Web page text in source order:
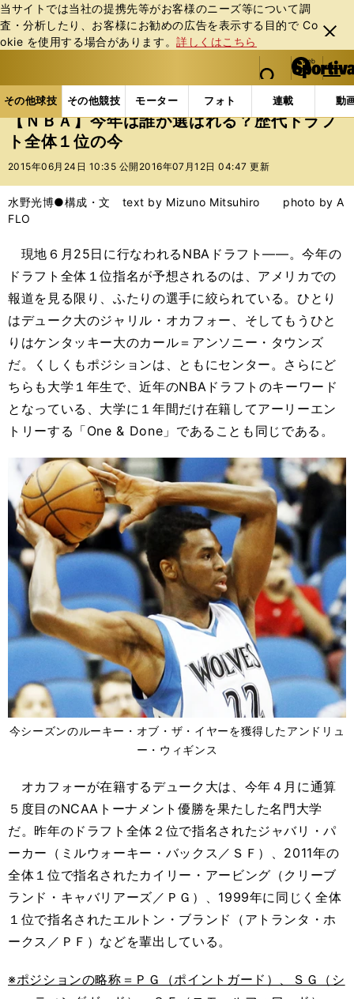
当サイトでは当社の提携先等がお客様のニーズ等について調
査・分析したり、お客様にお勧めの広告を表⽰する⽬的で Co
okie を使⽤する場合があります。詳しくはこちら
閉じ
る
web Sportiva (webスポルティーバ)
検索
マイペ
ー
ジ
メニュ
その他球技 その他競技 モーター フォト 連載 動
ス
ポ
ル
バ
その他球技の記事一覧 バスケットボール NBA
【ＮＢＡ】今年は誰が選ばれる？歴代ドラフ
ト全体１位の今
2015年06月24日 10:35 公開 2016年07月12日 04:47 更新
水野光博●構成・文 text by Mizuno Mitsuhiro photo by A
FLO
現地６月25日に行なわれるNBAドラフト――。今年の
ドラフト全体１位指名が予想されるのは、アメリカでの
報道を見る限り、ふたりの選手に絞られている。ひとり
はデューク大のジャリル・オカフォー、そしてもうひと
りはケンタッキー大のカール＝アンソニー・タウンズ
だ。くしくもポジションは、ともにセンター。さらにど
ちらも大学１年生で、近年のNBAドラフトのキーワード
となっている、大学に１年間だけ在籍してアーリーエン
トリーする「One & Done」であることも同じである。
今シーズンのルーキー・オブ・ザ・イヤーを獲得したアンドリュ
ー・ウィギンス
オカフォーが在籍するデューク大は、今年４月に通算
５度目のNCAAトーナメント優勝を果たした名門大学
だ。昨年のドラフト全体２位で指名されたジャバリ・パ
ーカー（ミルウォーキー・バックス／ＳＦ）、2011年の
全体１位で指名されたカイリー・アービング（クリーブ
ランド・キャバリアーズ／ＰＧ）、1999年に同じく全体
１位で指名されたエルトン・ブランド（アトランタ・ホ
ークス／ＰＦ）などを輩出している。
※ポジションの略称＝ＰＧ（ポイントガード）、ＳＧ（シ